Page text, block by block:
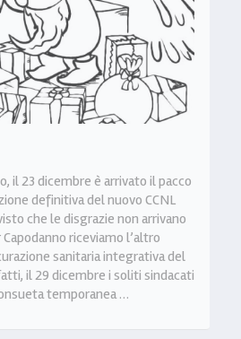
il 23 dicembre è arrivato il pacco
definitiva del nuovo CCNL
che le disgrazie non arrivano
riceviamo l’altro
sanitaria integrativa del
il 29 dicembre i soliti sindacati
temporanea …